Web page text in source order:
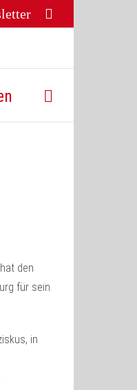
Mail
den
für sein
in